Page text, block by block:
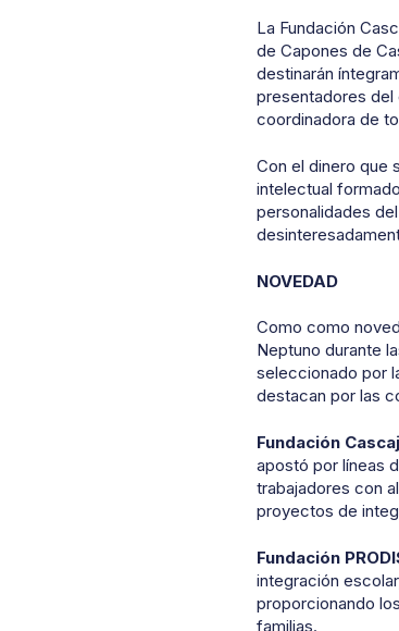
La Fundación
de Capones de
destinarán
presentadores del
coordinadora de
Con el dinero que
intelectual
personalidades
NOVEDAD
Como como
Neptuno durante
seleccionado por
destacan por las
Fundación
apostó por líneas
trabajadores con
proyectos de
Fundación
integración
proporcionando
familias.